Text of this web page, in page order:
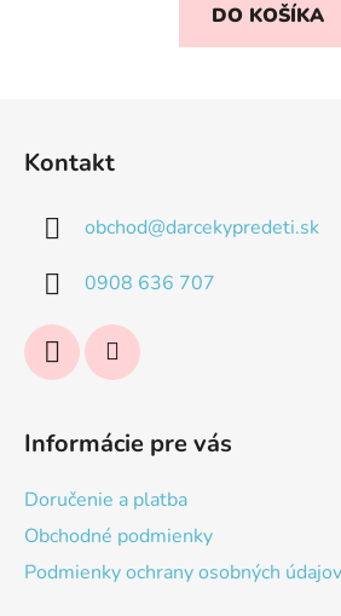
DO KOŠÍKA
Kontakt
obchod@darcekypredeti.sk
0908 636 707
Informácie pre vás
Doručenie a platba
Obchodné podmienky
Podmienky ochrany osobných údajov